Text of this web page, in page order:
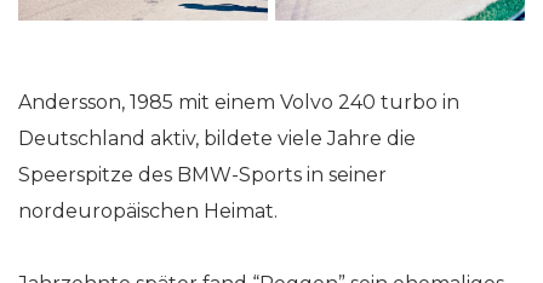
Andersson, 1985 mit einem Volvo 240 turbo in
Deutschland aktiv, bildete viele Jahre die
Speerspitze des BMW-Sports in seiner
nordeuropäischen Heimat.